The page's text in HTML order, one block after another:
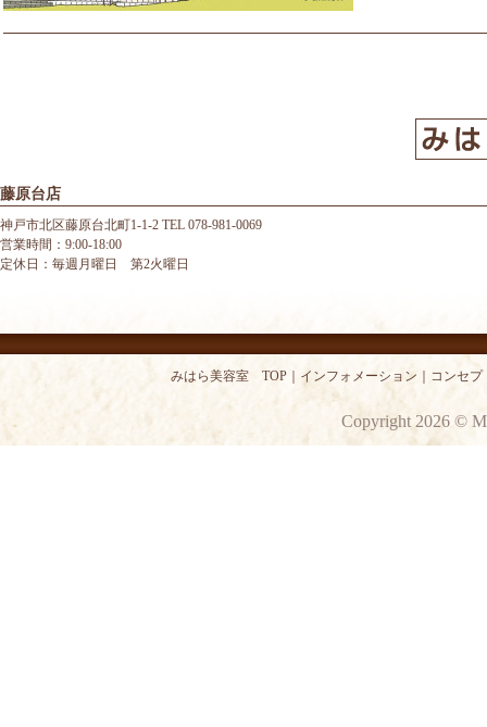
藤原台店
神戸市北区藤原台北町1-1-2 TEL 078-981-0069
営業時間：9:00-18:00
定休日：毎週月曜日 第2火曜日
みはら美容室 TOP インフォメーション コンセプ
Copyright 2026 ©